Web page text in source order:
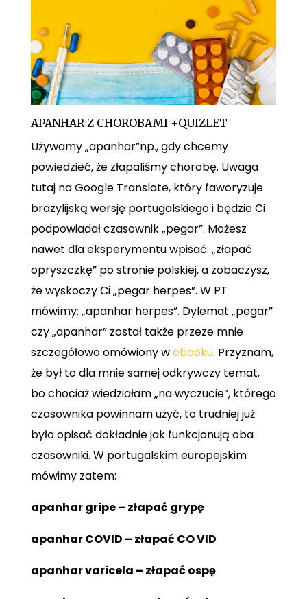
APANHAR Z CHOROBAMI +QUIZLET
Używamy „apanhar”np., gdy chcemy
powiedzieć, że złapaliśmy chorobę. Uwaga
tutaj na Google Translate, który faworyzuje
brazylijską wersję portugalskiego i będzie Ci
podpowiadał czasownik „pegar”. Możesz
nawet dla eksperymentu wpisać: „złapać
opryszczkę” po stronie polskiej, a zobaczysz,
że wyskoczy Ci „pegar herpes”. W PT
mówimy: „apanhar herpes”. Dylemat „pegar”
czy „apanhar” został także przeze mnie
szczegółowo omówiony webooku. Przyznam,
że był to dla mnie samej odkrywczy temat,
bo chociaż wiedziałam „na wyczucie”, którego
czasownika powinnam użyć, to trudniej już
było opisać dokładnie jak funkcjonują oba
czasowniki. W portugalskim europejskim
mówimy zatem:
apanhar gripe – złapać grypę
apanhar COVID – złapać CO VID
apanhar varicela – złapać ospę